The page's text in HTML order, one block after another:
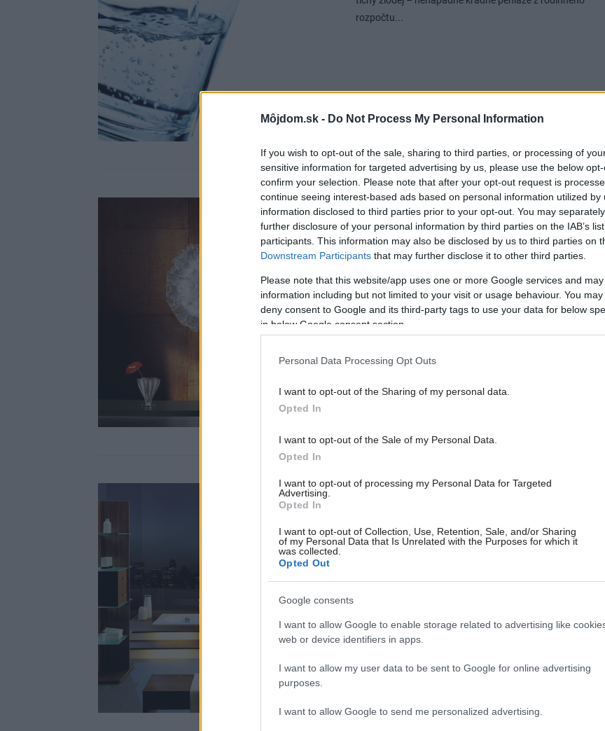
Môjdom.sk - Do Not Process My Personal Information
If you wish to opt-out of the sale, sharing to third parties, or processing of
sensitive information for targeted advertising by us, please use the below
confirm your selection. Please note that after your opt-out request is
continue seeing interest-based ads based on personal information utilized by
information disclosed to third parties prior to your opt-out. You may
further disclosure of your personal information by third parties on the IAB’s
participants. This information may also be disclosed by us to third parties on
Downstream Participants that may further disclose it to other third parties.
Please note that this website/app uses one or more Google services and
information including but not limited to your visit or usage behaviour. You
deny consent to Google and its third-party tags to use your data for below
in below Google consent section.
Personal Data Processing Opt Outs
I want to opt-out of the Sharing of my personal data.
Opted In
I want to opt-out of the Sale of my Personal Data.
Opted In
I want to opt-out of processing my Personal Data for Targeted
Advertising.
Opted In
I want to opt-out of Collection, Use, Retention, Sale, and/or Sharing
of my Personal Data that Is Unrelated with the Purposes for which it
was collected.
Opted Out
Google consents
I want to allow Google to enable storage related to advertising like
web or device identifiers in apps.
I want to allow my user data to be sent to Google for online advertising
purposes.
I want to allow Google to send me personalized advertising.
rozpočtu...
EKOINFO
Úsporné zdroje svetla
žeravia wolfrámové vlákna, ktoré vo vákuu prívetivo
svietia cez steny žiaroviek. Svetlo starých dobrých
edisoniek láskavo potlačí studené tóny a po o niečo
belšom dni si naše oči rady privyknú na teplé umelé
svetlo. Dokonca aj farby sú verné a domácnosť akosi
EKOINFO
úsporne
Zle vybrané a nevhodne nainštalované svetlo môže
žiarovky už dávno nie sú tým najlepším riešením.
– výberom úspornej žiarivky ušetríte v domácom